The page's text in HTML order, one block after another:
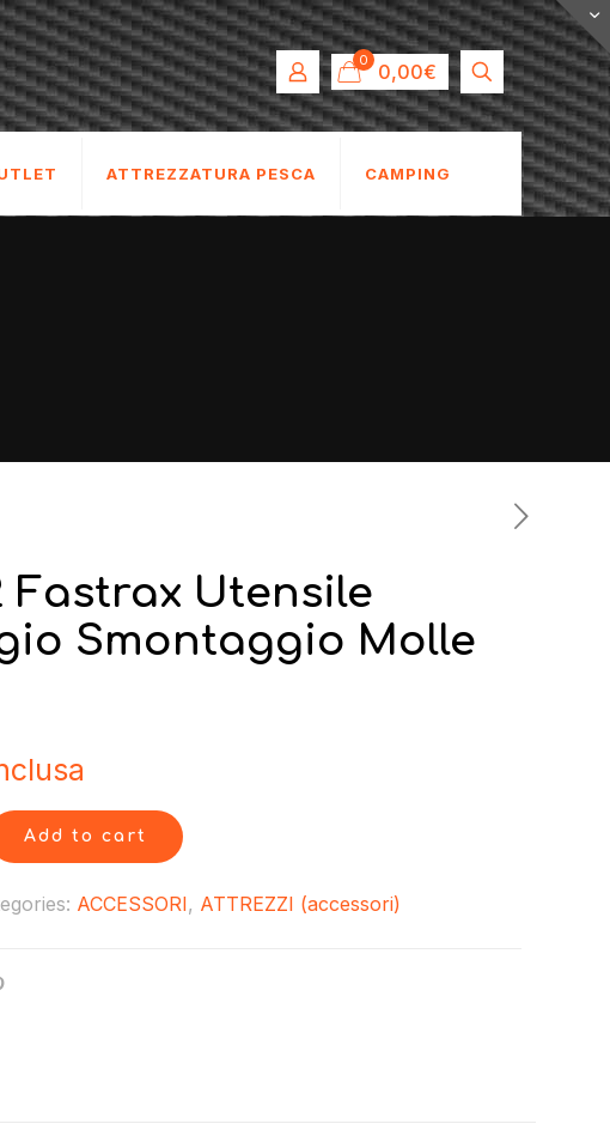
0 0,00€
ATTREZZATURA PESCA CAMPING
Fastrax Utensile
Smontaggio Molle
Add to cart
ACCESSORI, ATTREZZI (accessori)